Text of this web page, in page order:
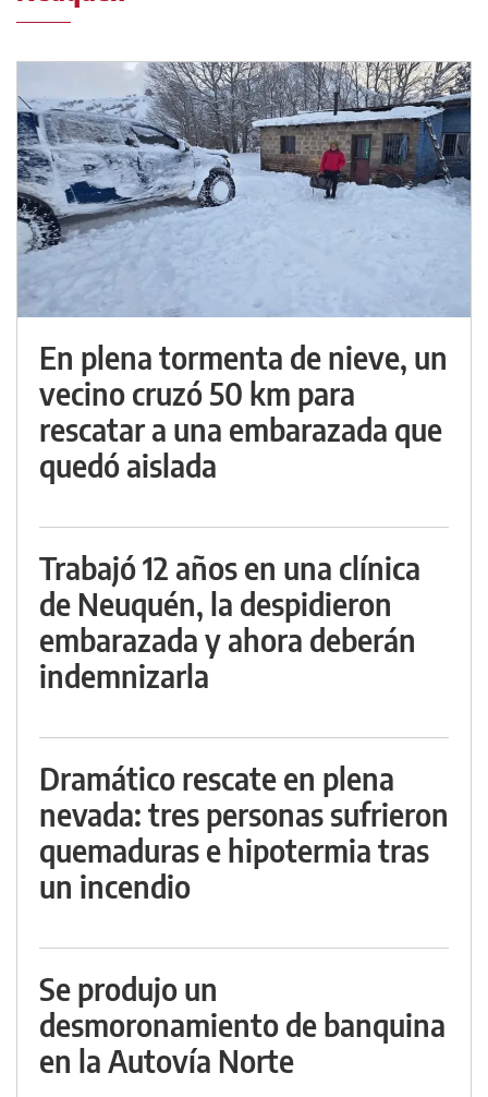
En plena tormenta de nieve, un
vecino cruzó 50 km para
rescatar a una embarazada que
quedó aislada
Trabajó 12 años en una clínica
de Neuquén, la despidieron
embarazada y ahora deberán
indemnizarla
Dramático rescate en plena
nevada: tres personas sufrieron
quemaduras e hipotermia tras
un incendio
Se produjo un
desmoronamiento de banquina
en la Autovía Norte